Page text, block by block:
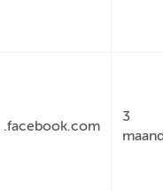
.facebook.com
3